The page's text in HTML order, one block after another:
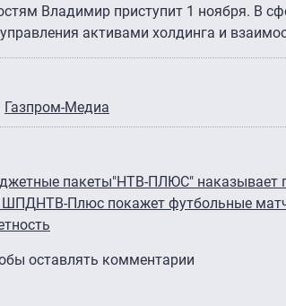
Владимир приступит 1 ноября. В
активами холдинга и
Газпром-Медиа
пакеты"НТВ-ПЛЮС" наказывает
ШПДНТВ-Плюс покажет футбольные
оставлять комментарии